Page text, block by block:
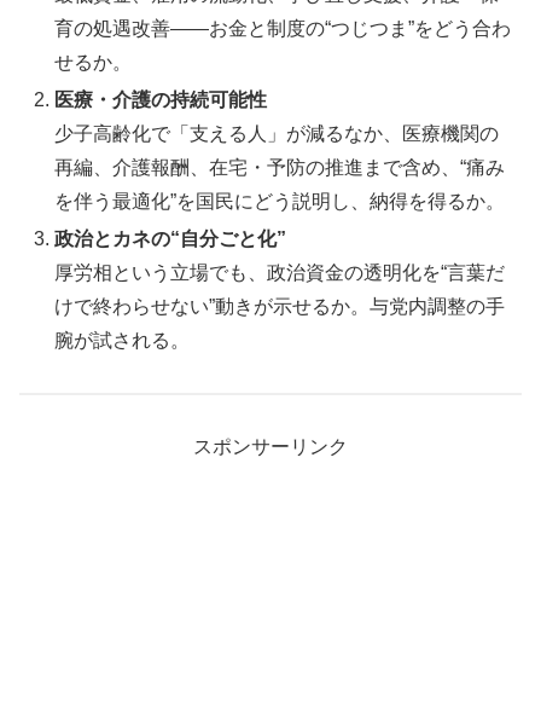
育の処遇改善――お金と制度の“つじつま”をどう合わ
せるか。
医療・介護の持続可能性
少子高齢化で「支える人」が減るなか、医療機関の
再編、介護報酬、在宅・予防の推進まで含め、“痛み
を伴う最適化”を国民にどう説明し、納得を得るか。
政治とカネの“自分ごと化”
厚労相という立場でも、政治資金の透明化を“言葉だ
けで終わらせない”動きが示せるか。与党内調整の手
腕が試される。
スポンサーリンク